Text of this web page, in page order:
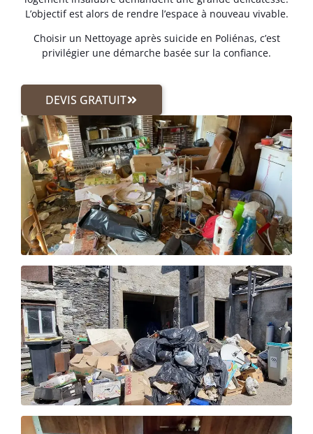
L’objectif est alors de rendre l’espace à nouveau vivable.
Choisir un Nettoyage après suicide en Poliénas, c’est
privilégier une démarche basée sur la confiance.
DEVIS GRATUIT